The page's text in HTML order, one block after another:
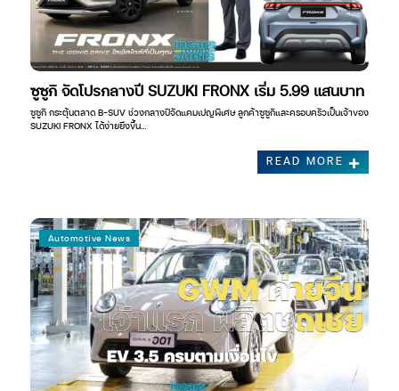
ซูซูกิ จัดโปรกลางปี SUZUKI FRONX เริ่ม 5.99 แสนบาท
ซูซูกิ กระตุ้นตลาด B-SUV ช่วงกลางปีจัดแคมเปญพิเศษ ลูกค้าซูซูกิและครอบครัวเป็นเจ้าของ
SUZUKI FRONX ได้ง่ายยิ่งขึ้น…
READ MORE
Automotive News